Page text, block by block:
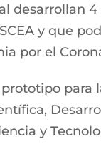
desarrollan
y que
por el
y